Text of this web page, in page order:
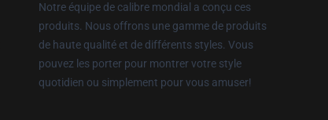
Notre équipe de calibre mondial a conçu ces
produits. Nous offrons une gamme de produits
de haute qualité et de différents styles. Vous
pouvez les porter pour montrer votre style
quotidien ou simplement pour vous amuser!